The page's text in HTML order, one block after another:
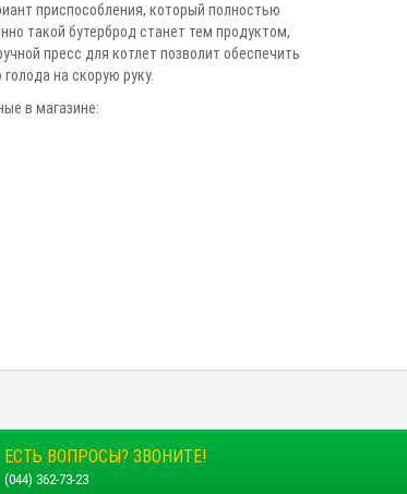
приспособления, который полностью
такой бутерброд станет тем продуктом,
пресс для котлет позволит обеспечить
на скорую руку.
в магазине:
ЕСТЬ ВОПРОСЫ? ЗВОНИТЕ!
(044) 362-73-23